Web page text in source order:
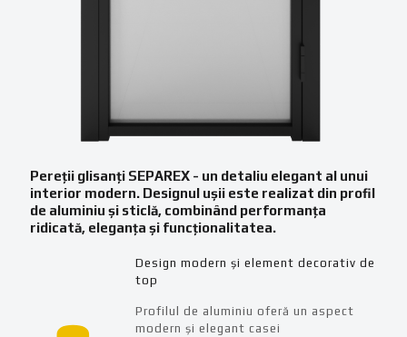
Pereții glisanți SEPAREX - un detaliu elegant al unui
interior modern. Designul ușii este realizat din profil
de aluminiu și sticlă, combinând performanța
ridicată, eleganța și funcționalitatea.
Design modern și element decorativ de
top
Profilul de aluminiu oferă un aspect
modern și elegant casei